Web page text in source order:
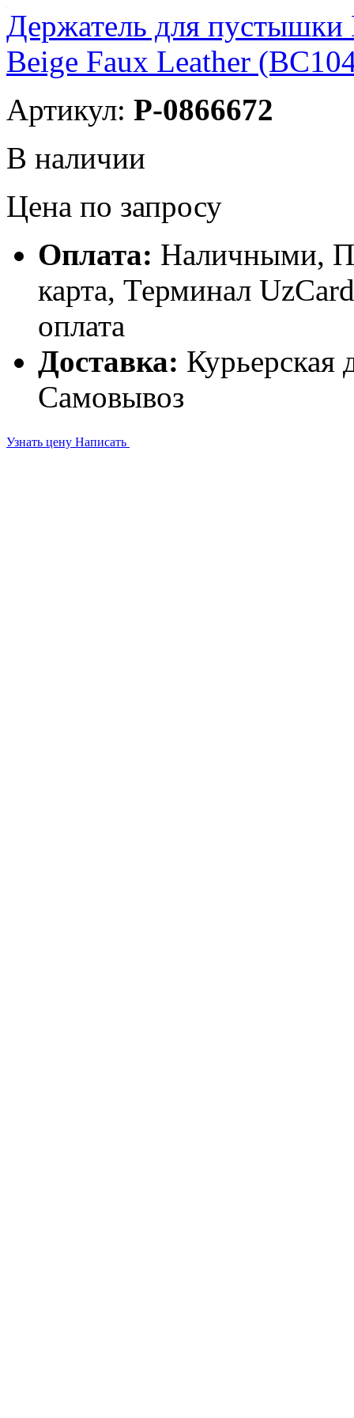
Держатель для пустышки
Beige Faux Leather
Артикул: P-0866672
В наличии
Цена по запросу
Оплата: Наличными,
карта, Терминал
оплата
Доставка: Курьерская
Самовывоз
Узнать цену Написать